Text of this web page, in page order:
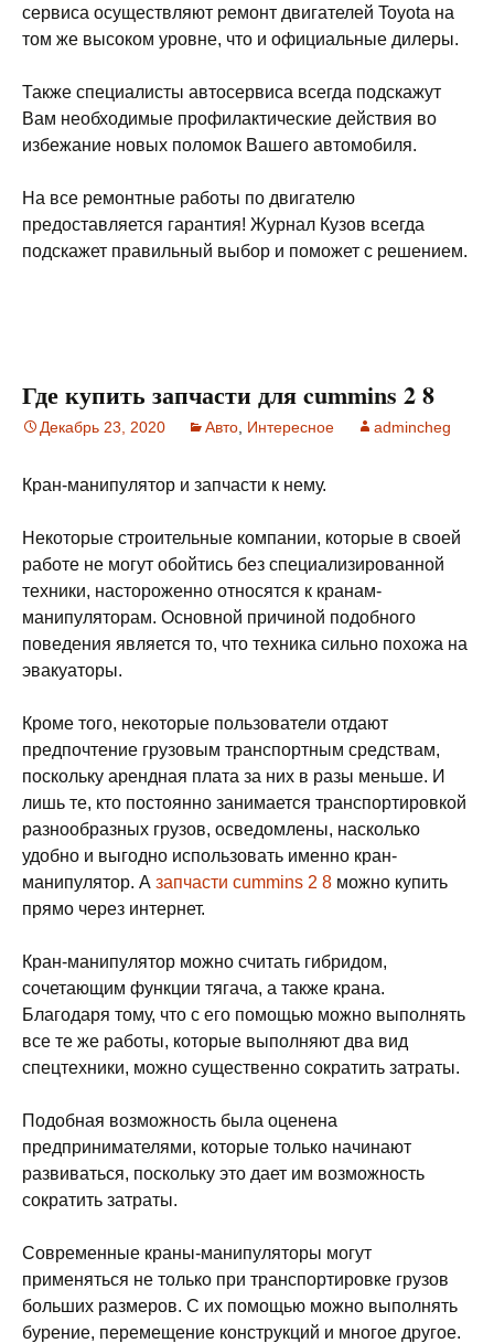
сервиса осуществляют ремонт двигателей Toyota на
том же высоком уровне, что и официальные дилеры.
Также специалисты автосервиса всегда подскажут
Вам необходимые профилактические действия во
избежание новых поломок Вашего автомобиля.
На все ремонтные работы по двигателю
предоставляется гарантия! Журнал Кузов всегда
подскажет правильный выбор и поможет с решением.
Где купить запчасти для cummins 2 8
Декабрь 23, 2020 Авто Интересное admincheg
Кран-манипулятор и запчасти к нему.
Некоторые строительные компании, которые в своей
работе не могут обойтись без специализированной
техники, настороженно относятся к кранам-
манипуляторам. Основной причиной подобного
поведения является то, что техника сильно похожа на
эвакуаторы.
Кроме того, некоторые пользователи отдают
предпочтение грузовым транспортным средствам,
поскольку арендная плата за них в разы меньше. И
лишь те, кто постоянно занимается транспортировкой
разнообразных грузов, осведомлены, насколько
удобно и выгодно использовать именно кран-
манипулятор. А запчасти cummins 2 8 можно купить
прямо через интернет.
Кран-манипулятор можно считать гибридом,
сочетающим функции тягача, а также крана.
Благодаря тому, что с его помощью можно выполнять
все те же работы, которые выполняют два вид
спецтехники, можно существенно сократить затраты.
Подобная возможность была оценена
предпринимателями, которые только начинают
развиваться, поскольку это дает им возможность
сократить затраты.
Современные краны-манипуляторы могут
применяться не только при транспортировке грузов
больших размеров. С их помощью можно выполнять
бурение, перемещение конструкций и многое другое.